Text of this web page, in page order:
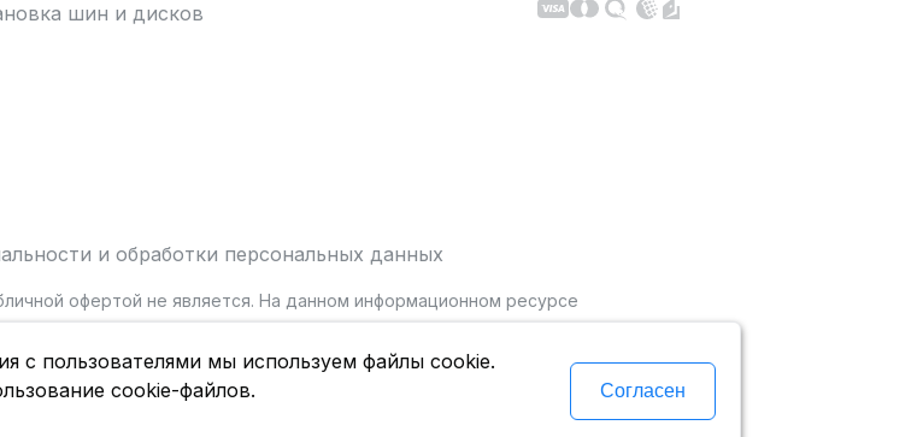
шин и дисков
и обработки персональных данных
офертой не является. На данном информационном ресурсе
с пользователями мы используем файлы cookie.
cookie-файлов.
Согласен